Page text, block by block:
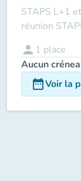
STAPS L+1
réunion
person 1 place
Aucun
date_rangeVoir la